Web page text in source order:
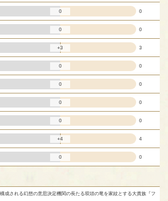
0 0
0 0
+3 3
0 0
0 0
0 0
0 0
+4 4
0 0
成される幻想の意思決定機関の長たる双頭の竜を家紋とする大貴族『フ